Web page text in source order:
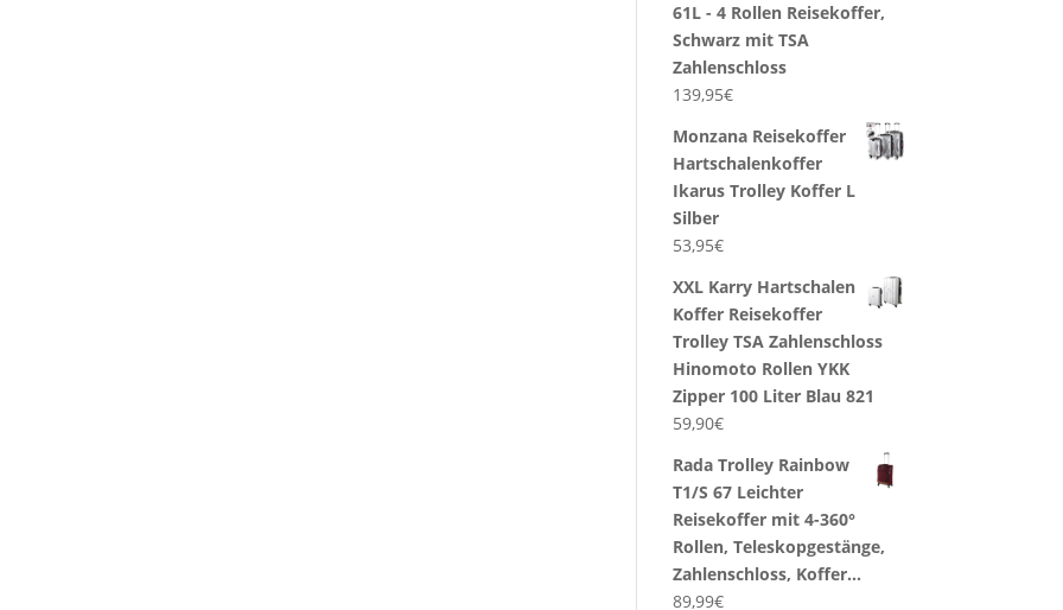
61L - 4 Rollen Reisekoffer,
Schwarz mit TSA
Zahlenschloss
139,95€
Monzana Reisekoffer
Hartschalenkoffer
Ikarus Trolley Koffer L
Silber
53,95€
XXL Karry Hartschalen
Koffer Reisekoffer
Trolley TSA Zahlenschloss
Hinomoto Rollen YKK
Zipper 100 Liter Blau 821
59,90€
Rada Trolley Rainbow
T1/S 67 Leichter
Reisekoffer mit 4-360°
Rollen, Teleskopgestänge,
Zahlenschloss, Koffer…
89,99€